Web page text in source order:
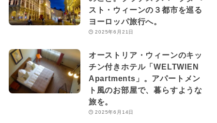
スト・ウィーンの３都市を巡る
ヨーロッパ旅行へ。
2025年6月21日
オーストリア・ウィーンのキッ
チン付きホテル「WELTWIEN
Apartments」。アパートメン
ト風のお部屋で、暮らすような
旅を。
2025年6月14日